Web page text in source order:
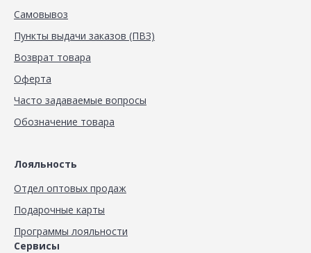
Самовывоз
Пункты выдачи заказов (ПВЗ)
Возврат товара
Оферта
Часто задаваемые вопросы
Обозначение товара
Лояльность
Отдел оптовых продаж
Подарочные карты
Программы лояльности
Сервисы